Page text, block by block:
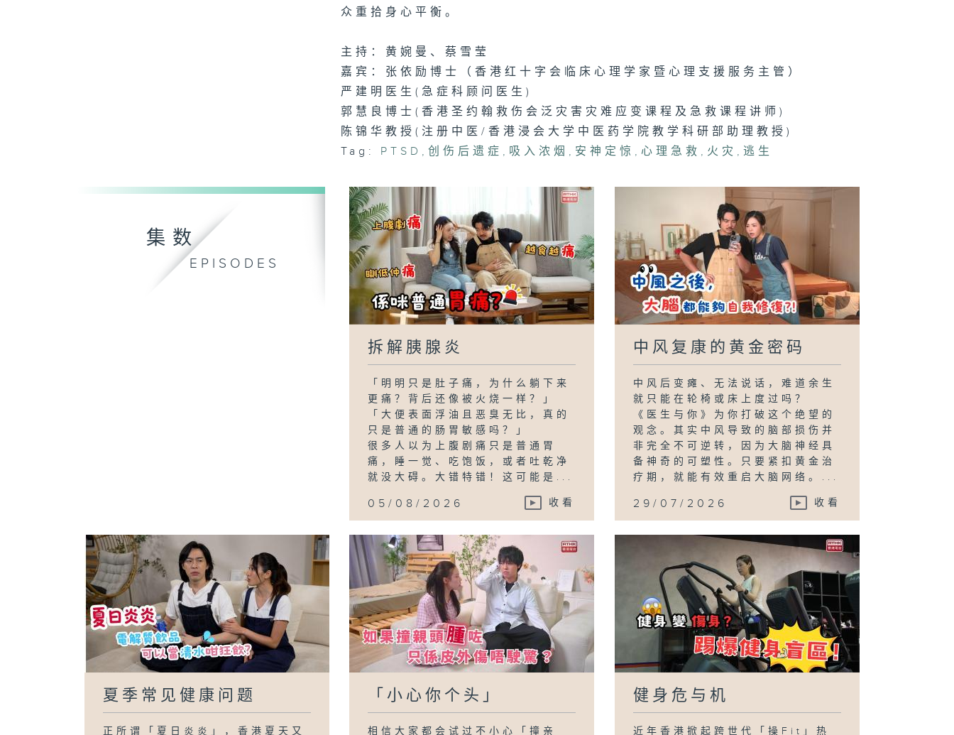
众重拾身心平衡。
主持：黄婉曼、蔡雪莹
嘉宾：张依励博士（香港红十字会临床心理学家暨心理支援服务主管）
严建明医生(急症科顾问医生)
郭慧良博士(香港圣约翰救伤会泛灾害灾难应变课程及急救课程讲师)
陈锦华教授(注册中医/香港浸会大学中医药学院教学科研部助理教授)
Tag:
PTSD ,创伤后遗症 , 吸入浓烟 , 安神定惊 , 心理急救 , 火灾 ,逃生
集数
EPISODES
拆解胰腺炎
「明明只是肚子痛，为什么躺下来
更痛？背后还像被火烧一样？」
「大便表面浮油且恶臭无比，真的
只是普通的肠胃敏感吗？」
很多人以为上腹剧痛只是普通胃
痛，睡一觉、吃饱饭，或者吐乾净
就没大碍。大错特错！这可能是...
05/08/2026 收看
中风复康的黄金密码
中风后变瘫、无法说话，难道余生
就只能在轮椅或床上度过吗？
《医生与你》为你打破这个绝望的
观念。其实中风导致的脑部损伤并
非完全不可逆转，因为大脑神经具
备神奇的可塑性。只要紧扣黄金治
疗期，就能有效重启大脑网络。...
29/07/2026 收看
夏季常见健康问题
正所谓「夏日炎炎」，香港夏天又
「小心你个头」
相信大家都会试过不小心「撞亲
健身危与机
近年香港掀起跨世代「操Fit」热